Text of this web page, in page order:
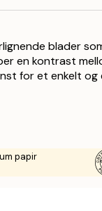
blader
en kontrast
for et enkelt
papir